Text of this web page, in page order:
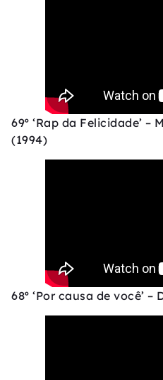
69º ‘Rap da Felicidade’ –
(1994)
68º ‘Por causa de você’